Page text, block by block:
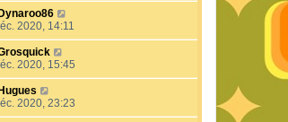
Dynaroo86
2020, 14:11
2020, 15:45
Hugues
2020, 23:23